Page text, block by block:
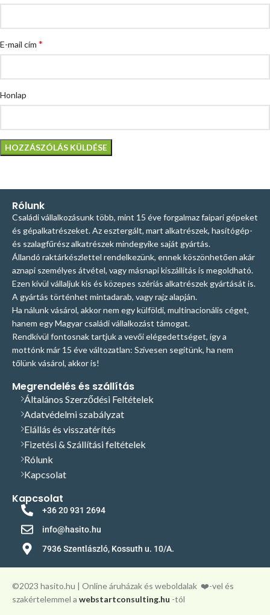
E-mail cím *
Honlap
Rólunk
Családi vállalkozásunk több, mint 15 éve forgalmaz faipari gépeket
és gépalkatrészeket. Az esztergált, mart alkatrészek, hasítógép-
és szalagfűrész alkatrészek mindegyike saját gyártás.
Állandó raktárkészlettel rendelkezünk, ennek köszönhetően akár
aznapi személyes átvétel, vagy másnapi kiszállítás is megoldható.
Ezen kívül vállaljuk kis és közepes szériás alkatrészek gyártását is.
A gyártás történhet mintadarab, vagy rajz alapján.
Ha nálunk vásárol, akkor nem egy külföldi, multinacionális céget,
hanem egy Magyar családi vállalkozást támogat.
Rendkívül fontosnak tartjuk a vevői elégedettséget, így a
mottónk már 15 éve változatlan: Szívesen segítünk, ha nem
tőlünk vásárol, akkor is!
Megrendelés és szállítás
Általános Szerződési Feltételek
Adatvédelmi szabályzat
Elállás és visszatérítés
Fizetési & Szállítási feltételek
Rólunk
Kapcsolat
Kapcsolat
+36 20 931 2694
info@hasito.hu
7936 Szentlászló, Kossuth u. 10/A.
©️2023 hasito.hu | Online áruházak és weboldalak ❤️-vel és
szakértelemmel a webstartconsulting.hu -tól